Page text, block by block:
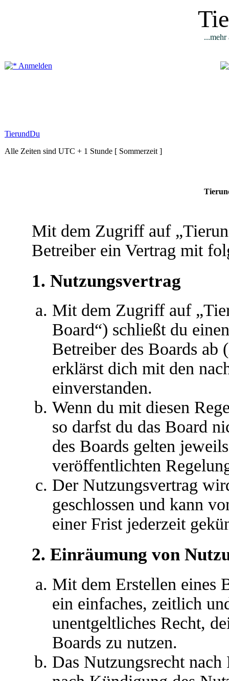
...mehr
Anmelden
TierundDu
Alle Zeiten sind UTC + 1 Stunde [ Sommerzeit ]
Mit dem Zugriff auf
Betreiber ein Vertrag mit
1. Nutzungsvertrag
Mit dem Zugriff auf
Board“) schließt du
Betreiber des Boards ab
erklärst dich mit den
einverstanden.
Wenn du mit diesen
so darfst du das Board
des Boards gelten
veröffentlichten
Der Nutzungsvertrag
geschlossen und kann
einer Frist jederzeit
2. Einräumung von
Mit dem Erstellen eines
ein einfaches, zeitlich
unentgeltliches Recht,
Boards zu nutzen.
Das Nutzungsrecht